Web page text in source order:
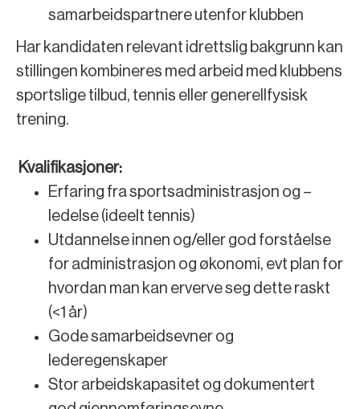
samarbeidspartnere utenfor klubben
Har kandidaten relevant idrettslig bakgrunn kan
stillingen kombineres med arbeid med klubbens
sportslige tilbud, tennis eller generellfysisk
trening.
Kvalifikasjoner:
Erfaring fra sportsadministrasjon og –
ledelse (ideelt tennis)
Utdannelse innen og/eller god forståelse
for administrasjon og økonomi, evt plan for
hvordan man kan erverve seg dette raskt
(<1 år)
Gode samarbeidsevner og
lederegenskaper
Stor arbeidskapasitet og dokumentert